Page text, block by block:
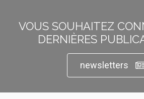
VOUS SOUHAITEZ
DERNIÈRES
newsletters